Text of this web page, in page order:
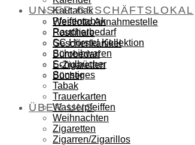
Kautabak
Pfeifentabak
Raucherbedarf
SC Hörstel Kollektion
Schreibwaren
Schulbücher
Sonstiges
Tabak
Trauerkarten
Wasserpfeiffen
Weihnachten
Zigaretten
Zigarren/Zigarillos
UNSER GESCHÄFTSLOKAL
Westlotto Annahmestelle
Postfiliale
Geschenkartikel
Bürobedarf
E-Zigaretten
Bücher
ÜBER UNS